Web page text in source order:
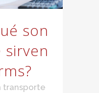
son
sirven
transporte